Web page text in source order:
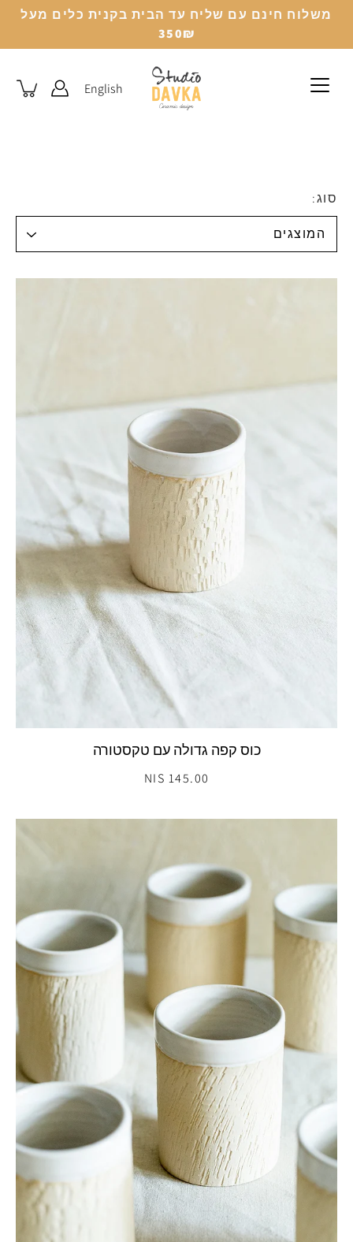
משלוח חינם עם שליח עד הבית בקנית כלים מעל
350₪
English
סוג:
145.00 NIS
כוס קפה גדולה עם טקסטורה